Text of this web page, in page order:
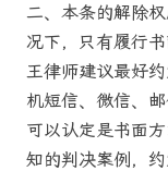
二、本条的解除
况下，只有履行
王律师建议最好
机短信、微信、
可以认定是书面
知的判决案例，